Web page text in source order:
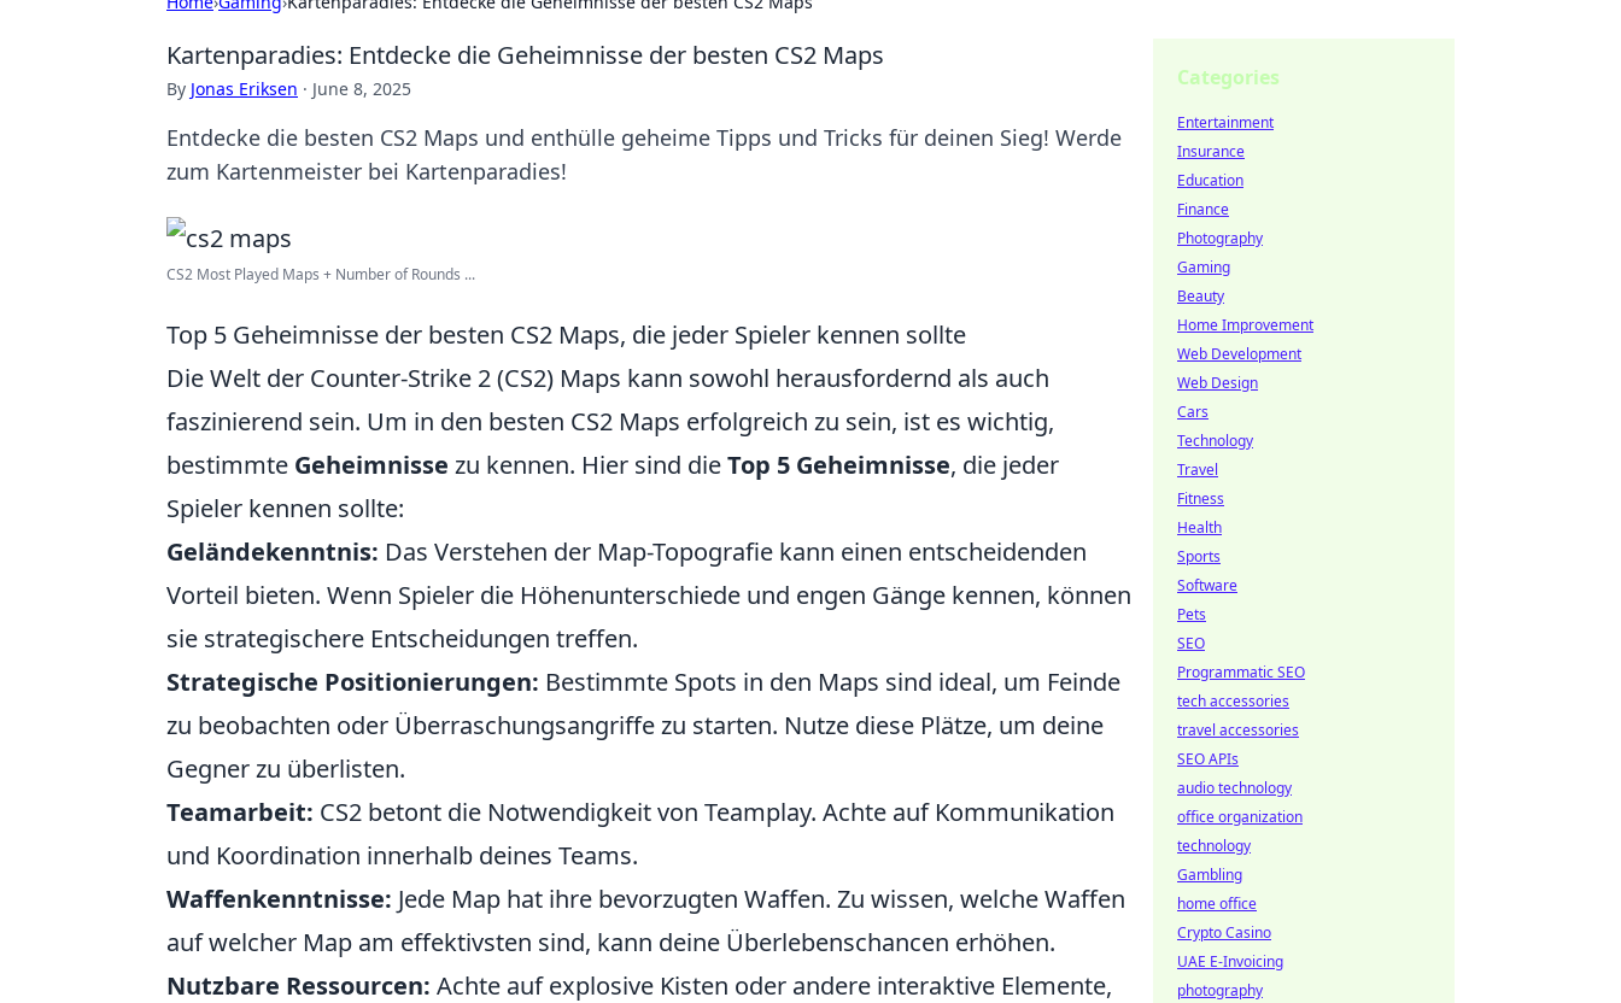
Kartenparadies: Entdecke die Geheimnisse der besten CS2 Maps
By Jonas Eriksen · June 8, 2025
Entdecke die besten CS2 Maps und enthülle geheime Tipps und Tricks für deinen Sieg! Werde
zum Kartenmeister bei Kartenparadies!
CS2 Most Played Maps + Number of Rounds ...
Top 5 Geheimnisse der besten CS2 Maps, die jeder Spieler kennen sollte
Die Welt der Counter-Strike 2 (CS2) Maps kann sowohl herausfordernd als auch
faszinierend sein. Um in den besten CS2 Maps erfolgreich zu sein, ist es wichtig,
bestimmte Geheimnisse zu kennen. Hier sind dieTop 5 Geheimnisse, die jeder
Spieler kennen sollte:
Geländekenntnis: Das Verstehen der Map-Topografie kann einen entscheidenden
Vorteil bieten. Wenn Spieler die Höhenunterschiede und engen Gänge kennen, können
sie strategischere Entscheidungen treffen.
Strategische Positionierungen: Bestimmte Spots in den Maps sind ideal, um Feinde
zu beobachten oder Überraschungsangriffe zu starten. Nutze diese Plätze, um deine
Gegner zu überlisten.
Teamarbeit: CS2 betont die Notwendigkeit von Teamplay. Achte auf Kommunikation
und Koordination innerhalb deines Teams.
Waffenkenntnisse: Jede Map hat ihre bevorzugten Waffen. Zu wissen, welche Waffen
auf welcher Map am effektivsten sind, kann deine Überlebenschancen erhöhen.
Nutzbare Ressourcen: Achte auf explosive Kisten oder andere interaktive Elemente,
Categories
Entertainment
Insurance
Education
Finance
Photography
Gaming
Beauty
Home Improvement
Web Development
Web Design
Cars
Technology
Travel
Fitness
Health
Sports
Software
Pets
SEO
Programmatic SEO
tech accessories
travel accessories
SEO APIs
audio technology
office organization
technology
Gambling
home office
Crypto Casino
UAE E-Invoicing
photography